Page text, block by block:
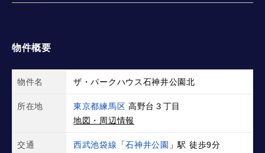
物件概要
物件名 ザ・パークハウス石神井公園北
所在地 東京都練馬区 高野台３丁目
地図・周辺情報
交通 西武池袋線 「石神井公園 」駅 徒歩9分